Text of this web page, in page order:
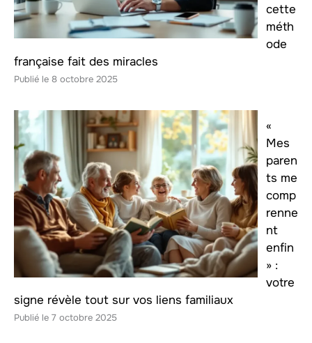
cette
méth
ode
française fait des miracles
8 octobre 2025
«
Mes
paren
ts me
comp
renne
nt
enfin
» :
votre
signe révèle tout sur vos liens familiaux
7 octobre 2025